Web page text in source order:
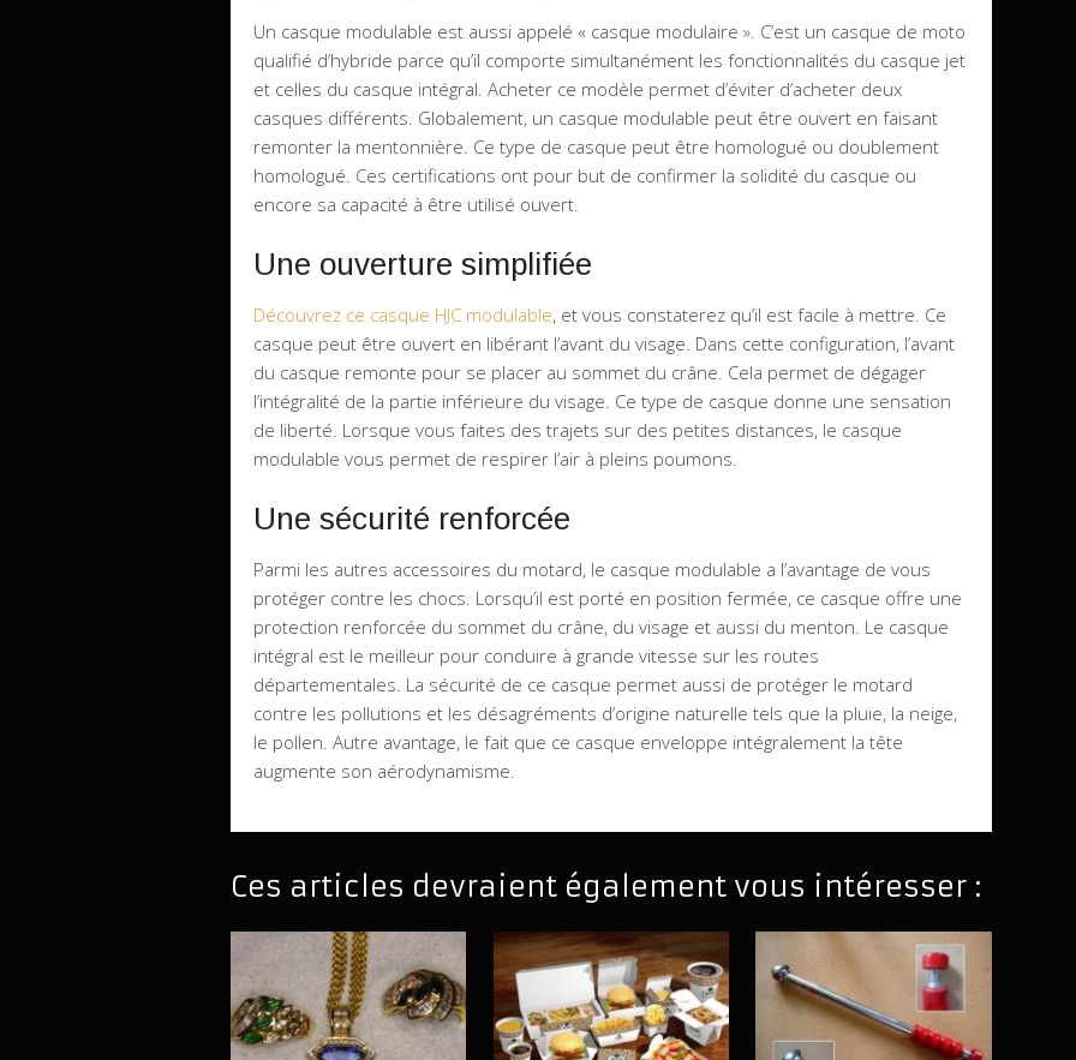
Un casque modulable est aussi appelé « casque modulaire ». C’est un casque de moto
qualifié d’hybride parce qu’il comporte simultanément les fonctionnalités du casque jet
et celles du casque intégral. Acheter ce modèle permet d’éviter d’acheter deux
casques différents. Globalement, un casque modulable peut être ouvert en faisant
remonter la mentonnière. Ce type de casque peut être homologué ou doublement
homologué. Ces certifications ont pour but de confirmer la solidité du casque ou
encore sa capacité à être utilisé ouvert.
Une ouverture simplifiée
Découvrez ce casque HJC modulable, et vous constaterez qu’il est facile à mettre. Ce
casque peut être ouvert en libérant l’avant du visage. Dans cette configuration, l’avant
du casque remonte pour se placer au sommet du crâne. Cela permet de dégager
l’intégralité de la partie inférieure du visage. Ce type de casque donne une sensation
de liberté. Lorsque vous faites des trajets sur des petites distances, le casque
modulable vous permet de respirer l’air à pleins poumons.
Une sécurité renforcée
Parmi les autres accessoires du motard, le casque modulable a l’avantage de vous
protéger contre les chocs. Lorsqu’il est porté en position fermée, ce casque offre une
protection renforcée du sommet du crâne, du visage et aussi du menton. Le casque
intégral est le meilleur pour conduire à grande vitesse sur les routes
départementales. La sécurité de ce casque permet aussi de protéger le motard
contre les pollutions et les désagréments d’origine naturelle tels que la pluie, la neige,
le pollen. Autre avantage, le fait que ce casque enveloppe intégralement la tête
augmente son aérodynamisme.
Ces articles devraient également vous intéresser :